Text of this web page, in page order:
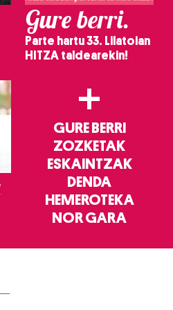
Gure berri.
Parte hartu 33. Lilatoian
HITZA taldearekin!
+
GURE BERRI
ZOZKETAK
ESKAINTZAK
DENDA
HEMEROTEKA
NOR GARA